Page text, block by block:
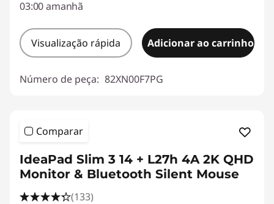
03:00 amanhã
Visualização rápida Adicionar ao carrinho
Número de peça: 82XN00F7PG
Comparar
IdeaPad Slim 3 14 + L27h 4A 2K QHD
Monitor & Bluetooth Silent Mouse
(133)